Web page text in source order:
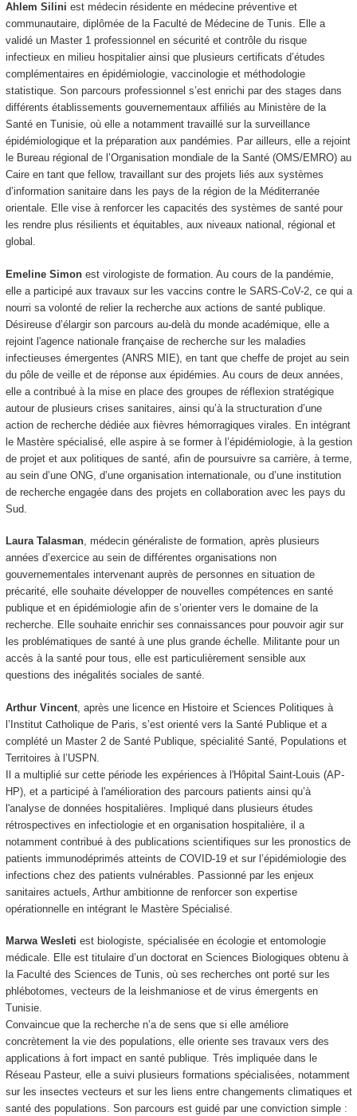
Ahlem Silini est médecin résidente en médecine préventive et
communautaire, diplômée de la Faculté de Médecine de Tunis. Elle a
validé un Master 1 professionnel en sécurité et contrôle du risque
infectieux en milieu hospitalier ainsi que plusieurs certificats d’études
complémentaires en épidémiologie, vaccinologie et méthodologie
statistique. Son parcours professionnel s’est enrichi par des stages dans
différents établissements gouvernementaux affiliés au Ministère de la
Santé en Tunisie, où elle a notamment travaillé sur la surveillance
épidémiologique et la préparation aux pandémies. Par ailleurs, elle a rejoint
le Bureau régional de l’Organisation mondiale de la Santé (OMS/EMRO) au
Caire en tant que fellow, travaillant sur des projets liés aux systèmes
d’information sanitaire dans les pays de la région de la Méditerranée
orientale. Elle vise à renforcer les capacités des systèmes de santé pour
les rendre plus résilients et équitables, aux niveaux national, régional et
global.
Emeline Simon est virologiste de formation. Au cours de la pandémie,
elle a participé aux travaux sur les vaccins contre le SARS-CoV-2, ce qui a
nourri sa volonté de relier la recherche aux actions de santé publique.
Désireuse d’élargir son parcours au-delà du monde académique, elle a
rejoint l'agence nationale française de recherche sur les maladies
infectieuses émergentes (ANRS MIE), en tant que cheffe de projet au sein
du pôle de veille et de réponse aux épidémies. Au cours de deux années,
elle a contribué à la mise en place des groupes de réflexion stratégique
autour de plusieurs crises sanitaires, ainsi qu’à la structuration d’une
action de recherche dédiée aux fièvres hémorragiques virales. En intégrant
le Mastère spécialisé, elle aspire à se former à l’épidémiologie, à la gestion
de projet et aux politiques de santé, afin de poursuivre sa carrière, à terme,
au sein d’une ONG, d’une organisation internationale, ou d’une institution
de recherche engagée dans des projets en collaboration avec les pays du
Sud.
Laura Talasman, médecin généraliste de formation, après plusieurs
années d’exercice au sein de différentes organisations non
gouvernementales intervenant auprès de personnes en situation de
précarité, elle souhaite développer de nouvelles compétences en santé
publique et en épidémiologie afin de s’orienter vers le domaine de la
recherche. Elle souhaite enrichir ses connaissances pour pouvoir agir sur
les problématiques de santé à une plus grande échelle. Militante pour un
accès à la santé pour tous, elle est particulièrement sensible aux
questions des inégalités sociales de santé.
Arthur Vincent, après une licence en Histoire et Sciences Politiques à
l’Institut Catholique de Paris, s’est orienté vers la Santé Publique et a
complété un Master 2 de Santé Publique, spécialité Santé, Populations et
Territoires à l’USPN.
Il a multiplié sur cette période les expériences à l'Hôpital Saint-Louis (AP-
HP), et a participé à l'amélioration des parcours patients ainsi qu’à
l'analyse de données hospitalières. Impliqué dans plusieurs études
rétrospectives en infectiologie et en organisation hospitalière, il a
notamment contribué à des publications scientifiques sur les pronostics de
patients immunodéprimés atteints de COVID-19 et sur l’épidémiologie des
infections chez des patients vulnérables. Passionné par les enjeux
sanitaires actuels, Arthur ambitionne de renforcer son expertise
opérationnelle en intégrant le Mastère Spécialisé.
Marwa Wesleti est biologiste, spécialisée en écologie et entomologie
médicale. Elle est titulaire d’un doctorat en Sciences Biologiques obtenu à
la Faculté des Sciences de Tunis, où ses recherches ont porté sur les
phlébotomes, vecteurs de la leishmaniose et de virus émergents en
Tunisie.
Convaincue que la recherche n’a de sens que si elle améliore
concrètement la vie des populations, elle oriente ses travaux vers des
applications à fort impact en santé publique. Très impliquée dans le
Réseau Pasteur, elle a suivi plusieurs formations spécialisées, notamment
sur les insectes vecteurs et sur les liens entre changements climatiques et
santé des populations. Son parcours est guidé par une conviction simple :